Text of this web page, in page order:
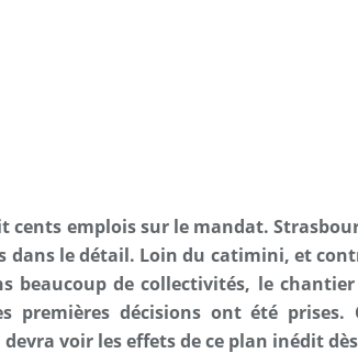
cents emplois sur le mandat.
dans le détail. Loin du catimini, et
beaucoup de collectivités, le
premières décisions ont été prises.
devra voir les effets de ce plan inédit